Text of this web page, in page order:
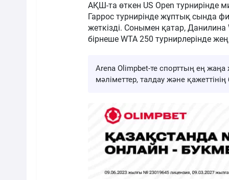
АҚШ-та өткен US Open
Гаррос турнирінде жұптық сында
жеткізді. Сонымен қатар, Данилина
бірнеше WTA 250 турнирлерінде
Arena Olimpbet-те спорттың ең
мәліметтер, талдау және